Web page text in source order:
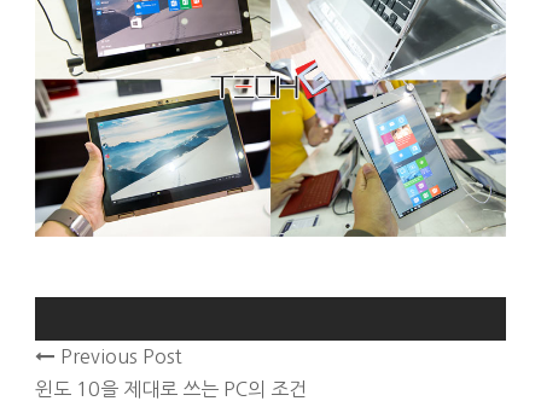
Previous Post
윈도 10을 제대로 쓰는 PC의 조건